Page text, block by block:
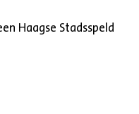
Haagse Stadsspeld